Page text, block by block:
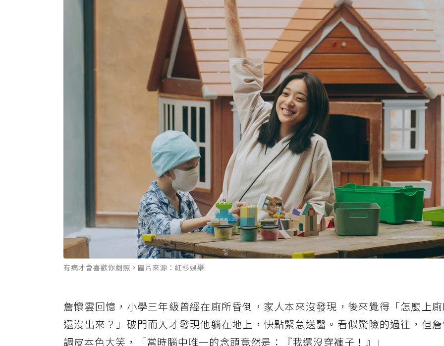
有病才會喜歡你劇照。圖片來源：紅杉娛樂
詹懷雲回憶，小學三年級曾經在廁所昏倒，家人本來沒發現，後來覺得「怎麼上
還沒出來？」破門而入才發現他躺在地上，快點緊急送醫。看似驚險的過往，但
調皮本色大笑，「當時腦中唯一的念頭竟然是：『我還沒穿褲子！』」